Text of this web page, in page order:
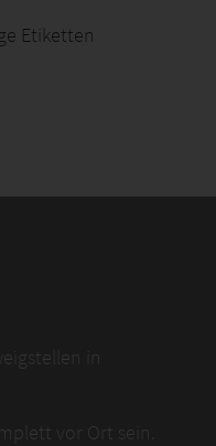
Etiketten
in
vor Ort sein.